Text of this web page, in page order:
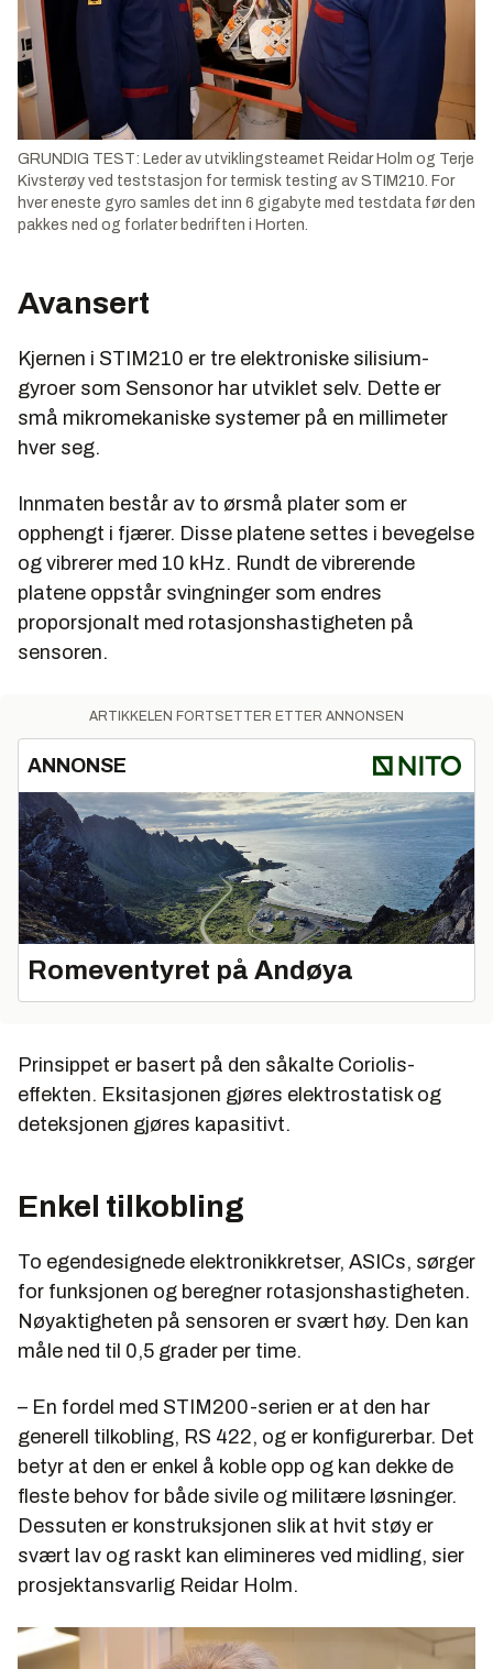
GRUNDIG TEST: Leder av utviklingsteamet Reidar Holm og Terje
Kivsterøy ved teststasjon for termisk testing av STIM210. For
hver eneste gyro samles det inn 6 gigabyte med testdata før den
pakkes ned og forlater bedriften i Horten.
Avansert
Kjernen i STIM210 er tre elektroniske silisium-
gyroer som Sensonor har utviklet selv. Dette er
små mikromekaniske systemer på en millimeter
hver seg.
Innmaten består av to ørsmå plater som er
opphengt i fjærer. Disse platene settes i bevegelse
og vibrerer med 10 kHz. Rundt de vibrerende
platene oppstår svingninger som endres
proporsjonalt med rotasjonshastigheten på
sensoren.
ARTIKKELEN FORTSETTER ETTER ANNONSEN
ANNONSE
Romeventyret på Andøya
Prinsippet er basert på den såkalte Coriolis-
effekten. Eksitasjonen gjøres elektrostatisk og
deteksjonen gjøres kapasitivt.
Enkel tilkobling
To egendesignede elektronikkretser, ASICs, sørger
for funksjonen og beregner rotasjonshastigheten.
Nøyaktigheten på sensoren er svært høy. Den kan
måle ned til 0,5 grader per time.
– En fordel med STIM200-serien er at den har
generell tilkobling, RS 422, og er konfigurerbar. Det
betyr at den er enkel å koble opp og kan dekke de
fleste behov for både sivile og militære løsninger.
Dessuten er konstruksjonen slik at hvit støy er
svært lav og raskt kan elimineres ved midling, sier
prosjektansvarlig Reidar Holm.